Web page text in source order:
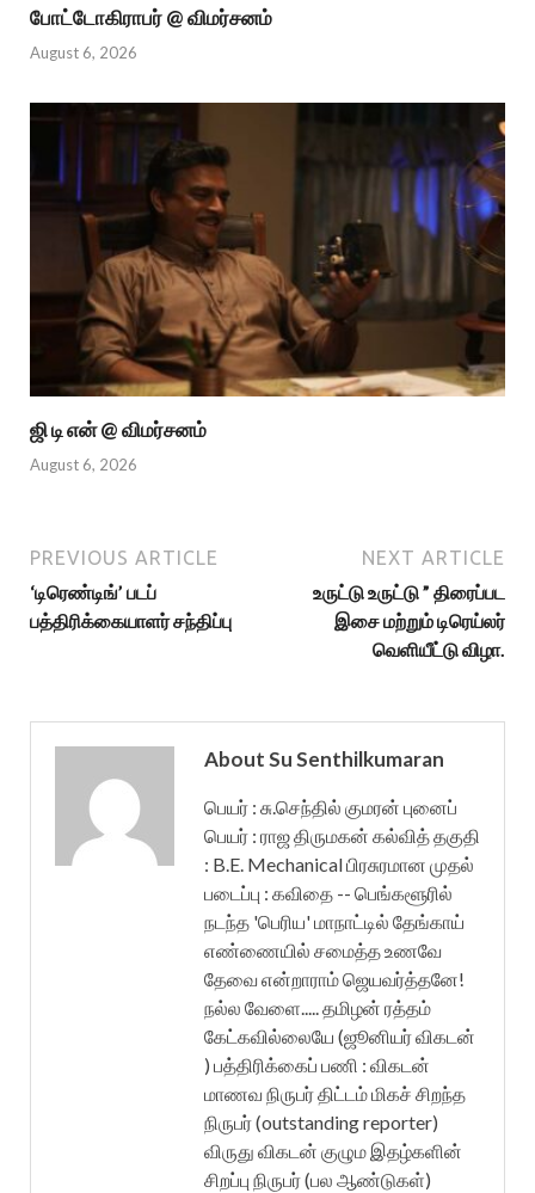
போட்டோகிராபர் @ விமர்சனம்
August 6, 2026
ஜி டி என் @ விமர்சனம்
August 6, 2026
PREVIOUS ARTICLE
‘டிரெண்டிங்’ படப்
பத்திரிக்கையாளர் சந்திப்பு
NEXT ARTICLE
உருட்டு உருட்டு ” திரைப்பட
இசை மற்றும் டிரெய்லர்
வெளியீட்டு விழா.
About Su Senthilkumaran
பெயர் : சு.செந்தில் குமரன் புனைப்
பெயர் : ராஜ திருமகன் கல்வித் தகுதி
: B.E. Mechanical பிரசுரமான முதல்
படைப்பு : கவிதை -- பெங்களூரில்
நடந்த 'பெரிய' மாநாட்டில் தேங்காய்
எண்ணையில் சமைத்த உணவே
தேவை என்றாராம் ஜெயவர்த்தனே!
நல்ல வேளை..... தமிழன் ரத்தம்
கேட்கவில்லையே (ஜூனியர் விகடன்
) பத்திரிக்கைப் பணி : விகடன்
மாணவ நிருபர் திட்டம் மிகச் சிறந்த
நிருபர் (outstanding reporter)
விருது விகடன் குழும இதழ்களின்
சிறப்பு நிருபர் (பல ஆண்டுகள்)